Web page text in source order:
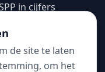
in cijfers
de site te laten
om het